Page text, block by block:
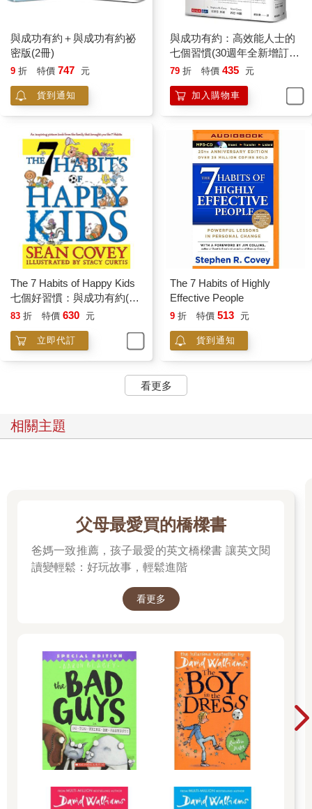
與成功有約＋與成功有約祕
密版(2冊)
9 折 特價 747 元
貨到通知
與成功有約：高效能人士的
七個習慣(30週年全新增訂
版)
79 折 特價 435 元
加入購物車
The 7 Habits of Happy Kids
七個好習慣：與成功有約(兒
童繪本版)
83 折 特價 630 元
立即代訂
The 7 Habits of Highly
Effective People
9 折 特價 513 元
貨到通知
看更多
相關主題
父母最愛買的橋樑書
爸媽一致推薦，孩子最愛的英文橋樑書 讓英文閱
讀變輕鬆：好玩故事，輕鬆進階
看更多